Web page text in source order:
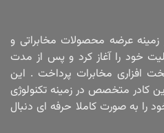
عرضه محصولات مخابراتی و
، از سال 1383 فعالیت خود را آغاز کرد و پس از مدت
افزاری مخابرات پرداخت . این
کادر متخصص در زمینه تکنولوژی
را به صورت کاملا حرفه ای دنبال